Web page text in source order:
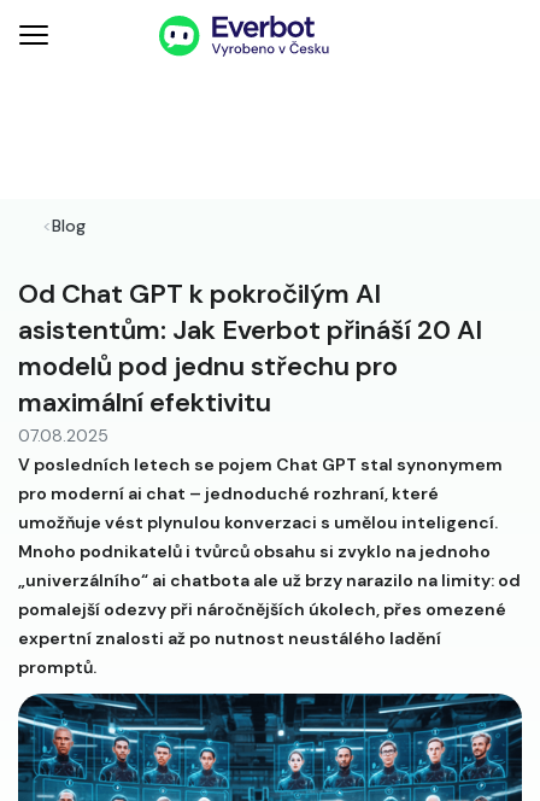
<Blog
Od Chat GPT k pokročilým AI
asistentům: Jak Everbot přináší 20 AI
modelů pod jednu střechu pro
maximální efektivitu
07.08.2025
V posledních letech se pojem Chat GPT stal synonymem
pro moderní ai chat – jednoduché rozhraní, které
umožňuje vést plynulou konverzaci s umělou inteligencí.
Mnoho podnikatelů i tvůrců obsahu si zvyklo na jednoho
„univerzálního“ ai chatbota ale už brzy narazilo na limity: od
pomalejší odezvy při náročnějších úkolech, přes omezené
expertní znalosti až po nutnost neustálého ladění
promptů.